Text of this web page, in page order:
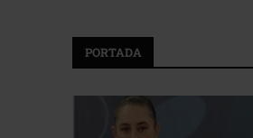
PORTADA